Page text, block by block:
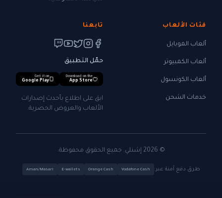
فئات الألعاب
ألعاب الموبايل
ألعاب الكمبيوتر
ألعاب الكونسول
خدمات الشحن
تابعنا
حمّل التطبيق
Download on the
App Store
Get it on
Google Play
ابق على اطلاع بأحدث إصدارات
الألعاب والعروض الحصرية.
© 2026 إشنلي. جميع الحقوق محفوظة.
طرق دفع آمنة عبر: Vodafone Cash
Orange Cash
E-wallets
Aman/Masari